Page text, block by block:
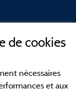
de cookies
nécessaires
et aux